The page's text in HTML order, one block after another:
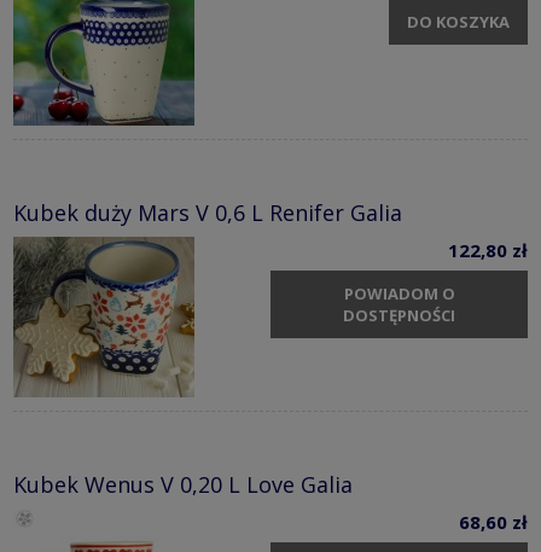
DO KOSZYKA
Kubek duży Mars V 0,6 L Renifer Galia
122,80 zł
POWIADOM O
DOSTĘPNOŚCI
Kubek Wenus V 0,20 L Love Galia
68,60 zł